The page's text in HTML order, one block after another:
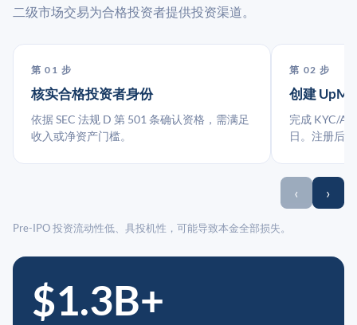
二级市场交易为合格投资者提供投资渠道。
第 01 步
核实合格投资者身份
依据 SEC 法规 D 第 501 条确认资格，需满足
收入或净资产门槛。
第 02 步
创建
完成 KYC/
日。注册后
‹ ›
Pre-IPO 投资流动性低、具投机性，可能导致本金全部损失。
$1.3B+